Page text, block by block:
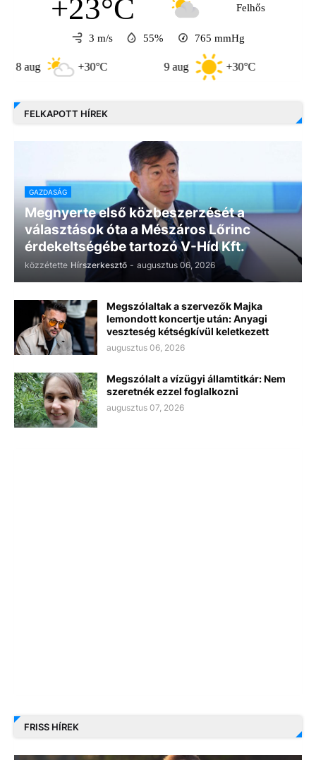
+23°C Felhős
3 m/s 55% 765 mmHg
+30°C +30°C
FELKAPOTT HÍREK
GAZDASÁG
Megnyerte első közbeszerzését a
választások óta a Mészáros Lőrinc
érdekeltségébe tartozó V-Híd Kft.
közzétette Hírszerkesztő - augusztus 06, 2026
Megszólaltak a szervezők Majka
lemondott koncertje után: Anyagi
veszteség kétségkívül keletkezett
augusztus 06, 2026
Megszólalt a vízügyi államtitkár: Nem
szeretnék ezzel foglalkozni
augusztus 07, 2026
FRISS HÍREK